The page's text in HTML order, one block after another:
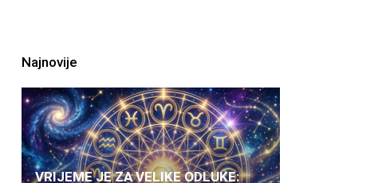
Najnovije
VRIJEME JE ZA VELIKE ODLUKE: